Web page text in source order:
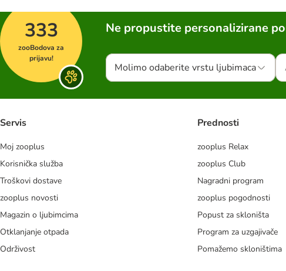
333
zooBodova za
prijavu!
Ne propustite personalizirane
Molimo odaberite vrstu ljubimaca
Servis
Moj zooplus
Korisnička služba
Troškovi dostave
zooplus novosti
Magazin o ljubimcima
Otklanjanje otpada
Održivost
Prednosti
zooplus Relax
zooplus Club
Nagradni program
zooplus pogodnosti
Popust za skloništa
Program za uzgajivače
Pomažemo skloništima